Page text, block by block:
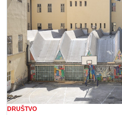
DRUŠTVO